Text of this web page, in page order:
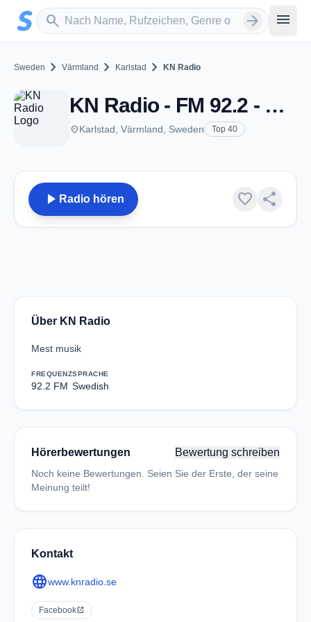
Zum Hauptinhalt springen
search
Sender suchen arrow_forward menu
Sweden chevron_right Värmland chevron_right Karlstad chevron_right KN Radio
KN Radio - FM 92.2 - Karlstad
placeKarlstad, Värmland, Sweden Top 40
play_arrow Radio hören favorite share
Über KN Radio
Mest musik
FREQUENZ
92.2 FM
SPRACHE
Swedish
Hörerbewertungen Bewertung schreiben
Noch keine Bewertungen. Seien Sie der Erste, der seine
Meinung teilt!
Kontakt
languagewww.knradio.se
Facebook open_in_new